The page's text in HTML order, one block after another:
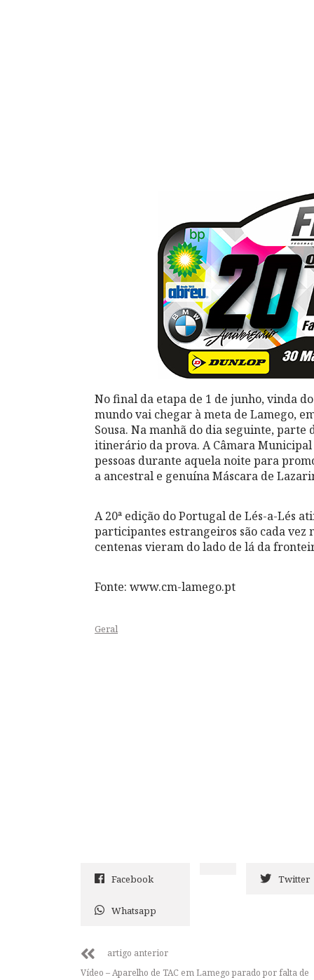
No final da etapa de 1 de junho, vinda
mundo vai chegar à meta de Lamego,
Sousa. Na manhã do dia seguinte,
itinerário da prova. A Câmara
pessoas durante aquela noite para
a ancestral e genuína Máscara de
A 20ª edição do Portugal de Lés-a-Lés
participantes estrangeiros são cada vez
centenas vieram do lado de lá da
Fonte: www.cm-lamego.pt
Geral
Facebook Twitter
Whatsapp
artigo anterior
Vídeo – Aparelho de TAC em Lamego parado por falta de